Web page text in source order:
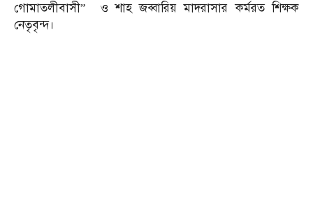
গোমাতলীবাসী” ও শাহ জব্বারিয় মাদরাসার কর্মরত শিক্ষক
নেতৃবৃন্দ।